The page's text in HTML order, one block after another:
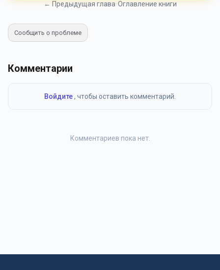
← Предыдущая глава Оглавление книги
Сообщить о проблеме
Комментарии
Войдите, чтобы оставить комментарий.
Комментариев пока нет.